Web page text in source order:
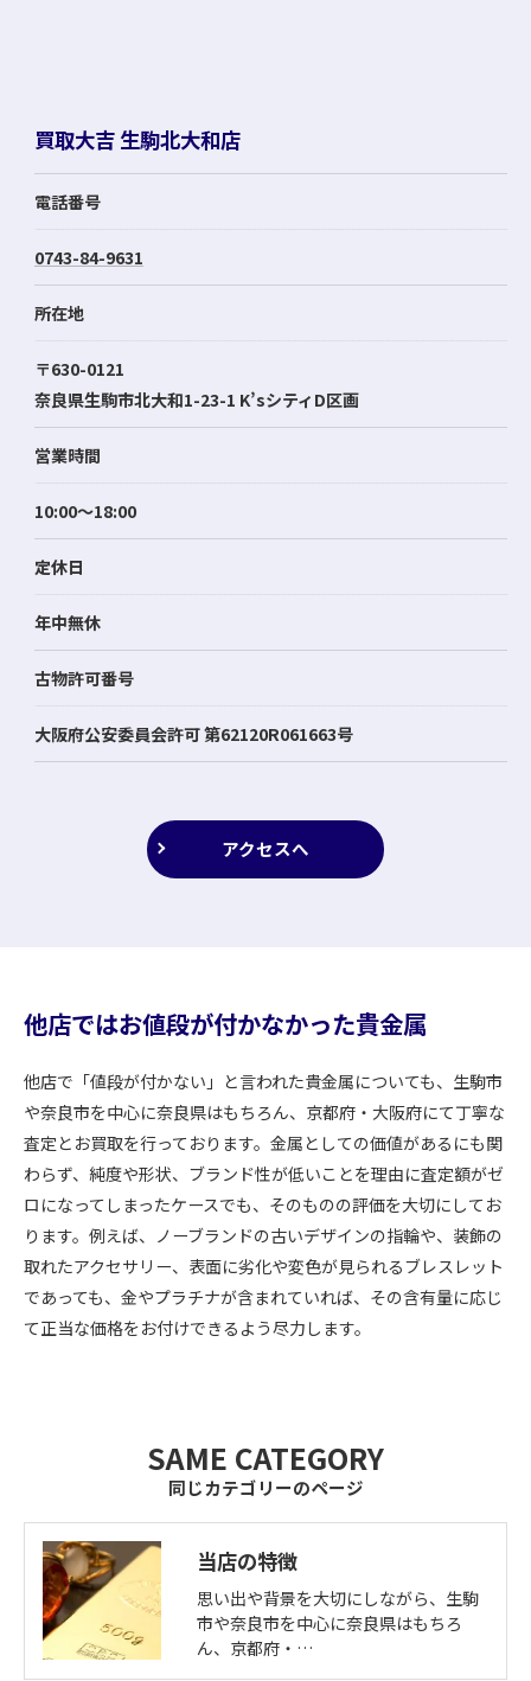
買取大吉 生駒北大和店
電話番号
0743-84-9631
所在地
〒630-0121
奈良県生駒市北大和1-23-1 K’sシティD区画
営業時間
10:00～18:00
定休日
年中無休
古物許可番号
大阪府公安委員会許可 第62120R061663号
アクセスへ
他店ではお値段が付かなかった貴金属
他店で「値段が付かない」と言われた貴金属についても、生駒市
や奈良市を中心に奈良県はもちろん、京都府・大阪府にて丁寧な
査定とお買取を行っております。金属としての価値があるにも関
わらず、純度や形状、ブランド性が低いことを理由に査定額がゼ
ロになってしまったケースでも、そのものの評価を大切にしてお
ります。例えば、ノーブランドの古いデザインの指輪や、装飾の
取れたアクセサリー、表面に劣化や変色が見られるブレスレット
であっても、金やプラチナが含まれていれば、その含有量に応じ
て正当な価格をお付けできるよう尽力します。
同じカテゴリーのページ
SAME CATEGORY
当店の特徴
思い出や背景を大切にしながら、生駒
市や奈良市を中心に奈良県はもちろ
ん、京都府・…